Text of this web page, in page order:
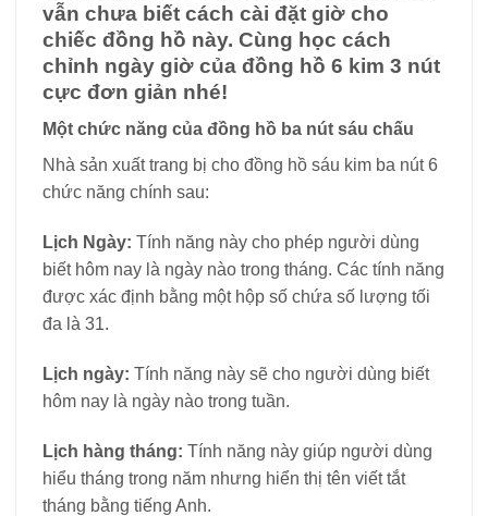
vẫn chưa biết cách cài đặt giờ cho
chiếc đồng hồ này. Cùng học cách
chỉnh ngày giờ của đồng hồ 6 kim 3 nút
cực đơn giản nhé!
Một chức năng của đồng hồ ba nút sáu chấu
Nhà sản xuất trang bị cho đồng hồ sáu kim ba nút 6
chức năng chính sau:
Lịch Ngày: Tính năng này cho phép người dùng
biết hôm nay là ngày nào trong tháng. Các tính năng
được xác định bằng một hộp số chứa số lượng tối
đa là 31.
Lịch ngày: Tính năng này sẽ cho người dùng biết
hôm nay là ngày nào trong tuần.
Lịch hàng tháng: Tính năng này giúp người dùng
hiểu tháng trong năm nhưng hiển thị tên viết tắt
tháng bằng tiếng Anh.